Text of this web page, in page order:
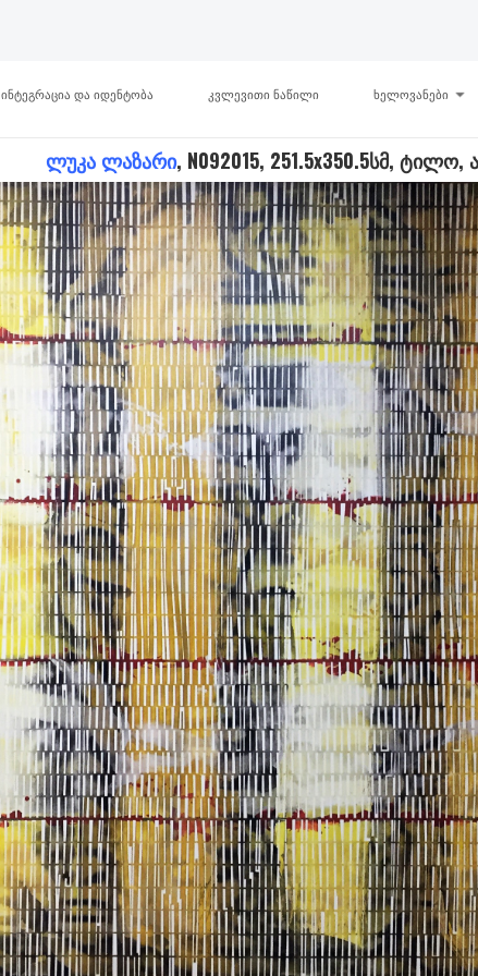
ინტეგრაცია და იდენტობა კვლევითი ნაწილი ხელოვანები
ლუკა ლაზარი, N092015, 251.5x350.5სმ, ტილო,